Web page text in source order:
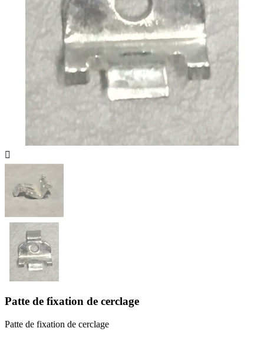

Patte de fixation de cerclage
Patte de fixation de cerclage